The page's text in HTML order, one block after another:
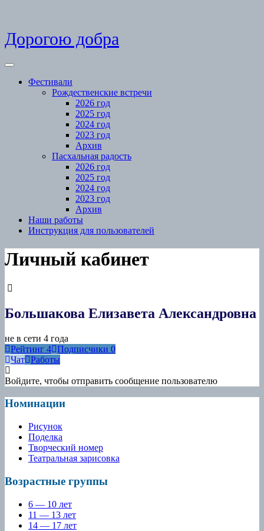
Skip
to
Дорогою добра
Open
Фестивали
Рождественские встречи
2026 год
2025 год
2024 год
2023 год
Архив
Пасхальная радость
2026 год
2025 год
2024 год
2023 год
Архив
Наши работы
Инструкция для пользователей
Close
Menu
Личный кабинет
Большакова Елизавета Александровна
не в сети 4 года
Рейтинг 4 Подписчики 0
Чат Работы
Войдите, чтобы отправить сообщение пользователю
Номинации
Рисунок
Поделка
Творческий номер
Театральная зарисовка
Возрастные группы
6 — 10 лет
11 — 13 лет
14 — 17 лет